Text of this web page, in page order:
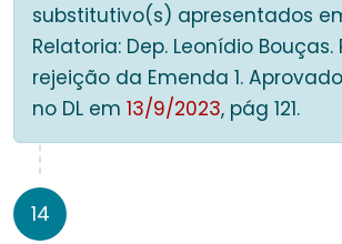
substitutivo(s) apresentados
Relatoria: Dep. Leonídio
rejeição da Emenda 1.
no DL em 13/9/2023, pág 121.
14